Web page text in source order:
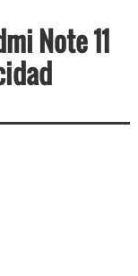
Note 11